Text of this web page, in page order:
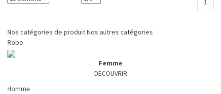
1
Nos catégories de produitNos autres catégories
Robe
Femme
DECOUVRIR
Homme